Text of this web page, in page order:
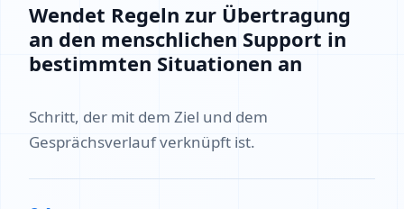
Wendet Regeln zur Übertragung
an den menschlichen Support in
bestimmten Situationen an
Schritt, der mit dem Ziel und dem
Gesprächsverlauf verknüpft ist.